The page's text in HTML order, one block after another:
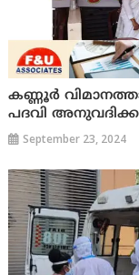
കണ്ണൂർ
പദവി
September 23, 2024